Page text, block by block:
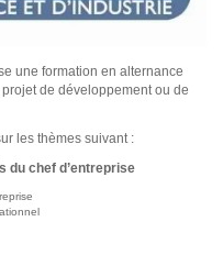
une formation en alternance
de développement ou de
les thèmes suivant :
du chef d’entreprise